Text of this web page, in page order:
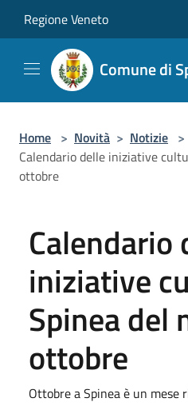
Regione Veneto
Comune di
Home > Novità > Notizie >
Calendario delle iniziative
ottobre
Calendario
iniziative
Spinea del
ottobre
Ottobre a Spinea è un mese